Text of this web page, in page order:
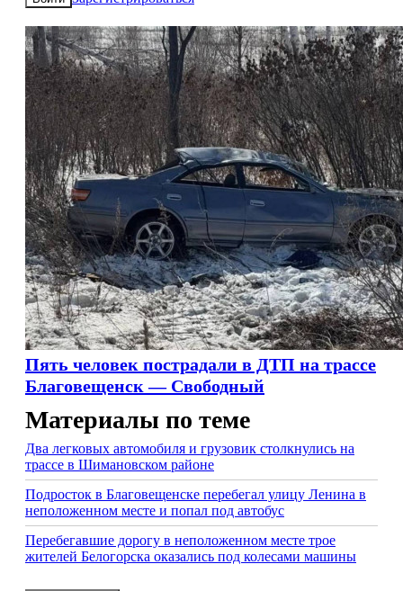
Пять человек пострадали в ДТП на трассе
Благовещенск — Свободный
Материалы по теме
Два легковых автомобиля и грузовик столкнулись на
трассе в Шимановском районе
Подросток в Благовещенске перебегал улицу Ленина в
неположенном месте и попал под автобус
Перебегавшие дорогу в неположенном месте трое
жителей Белогорска оказались под колесами машины